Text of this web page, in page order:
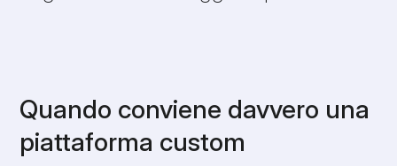
Quando conviene davvero una
piattaforma custom